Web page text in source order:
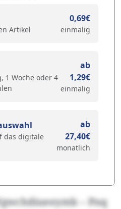
Artikel
0,69€
einmalig
1 Woche oder 4
ab
1,29€
einmalig
das digitale
ab
27,40€
monatlich
– Pnq